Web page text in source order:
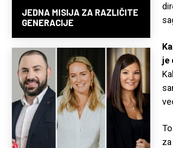
JEDNA MISIJA ZA RAZLIČITE
GENERACIJE
je